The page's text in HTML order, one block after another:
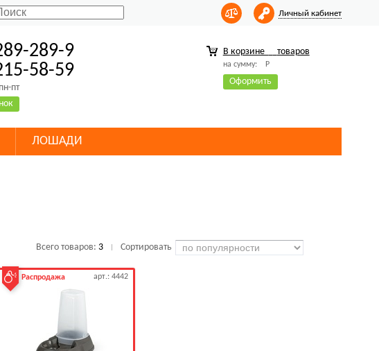
Личный кабинет
289-9
58-59
пт
В корзине товаров
на сумму: Р
Оформить
ЛОШАДИ
Всего товаров: 3 Сортировать
Распродажа арт.: 4442